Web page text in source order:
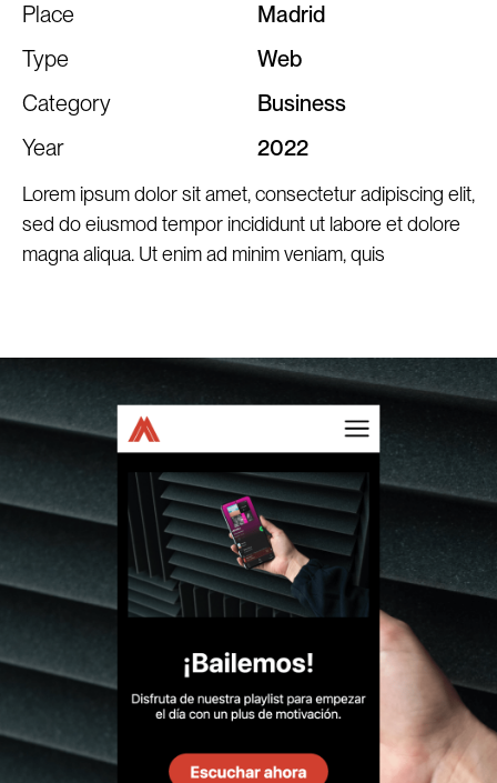
Place
Type
Category
Year
Madrid
Web
Business
2022
Lorem ipsum dolor sit amet, consectetur adipiscing elit,
sed do eiusmod tempor incididunt ut labore et dolore
magna aliqua. Ut enim ad minim veniam, quis